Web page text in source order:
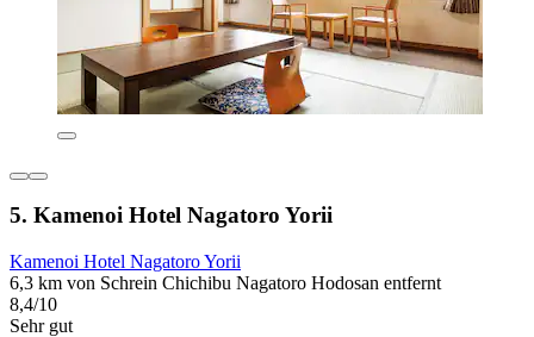
5. Kamenoi Hotel Nagatoro Yorii
Kamenoi Hotel Nagatoro Yorii
6,3 km von Schrein Chichibu Nagatoro Hodosan entfernt
8,4/10
Sehr gut